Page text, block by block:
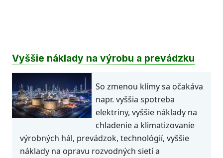
Vyššie náklady na výrobu a prevádzku
So zmenou klímy sa očakáva
napr. vyššia spotreba
elektriny, vyššie náklady na
chladenie a klimatizovanie
výrobných hál, prevádzok, technológií, vyššie
náklady na opravu rozvodných sietí a